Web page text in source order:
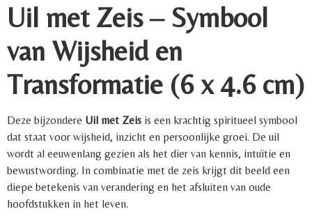
Uil met Zeis – Symbool
van Wijsheid en
Transformatie (6 x 4.6 cm)
Deze bijzondere Uil met Zeis is een krachtig spiritueel symbool
dat staat voor wijsheid, inzicht en persoonlijke groei. De uil
wordt al eeuwenlang gezien als het dier van kennis, intuïtie en
bewustwording. In combinatie met de zeis krijgt dit beeld een
diepe betekenis van verandering en het afsluiten van oude
hoofdstukken in het leven.